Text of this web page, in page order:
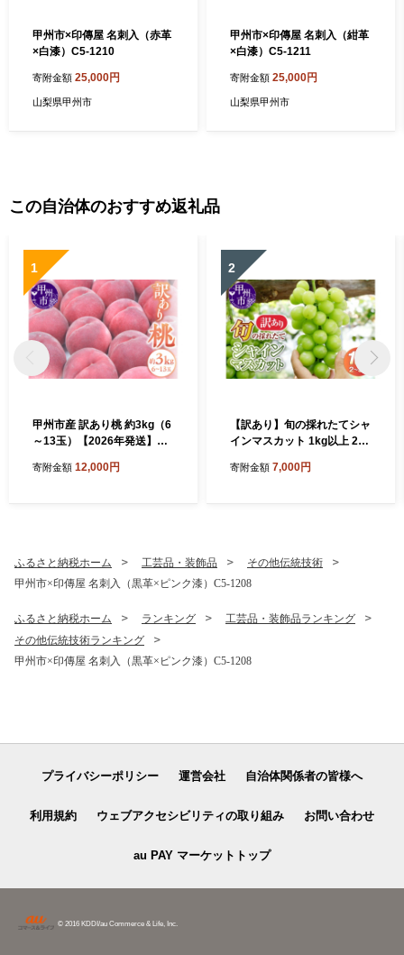
甲州市×印傳屋 名刺入（赤革
×白漆）C5-1210
寄附金額 25,000円
山梨県甲州市
甲州市×印傳屋 名刺入（紺革
×白漆）C5-1211
寄附金額 25,000円
山梨県甲州市
この自治体のおすすめ返礼品
1
甲州市産 訳あり桃 約3kg（6
～13玉）【2026年発送】
モ 令和8年発送 期間限定 山
寄附金額 12,000円
2
【訳あり】旬の採れたてシャ
インマスカット 1kg以上 2～
A05-1410【シャインマスカ
寄附金額 7,000円
ふるさと納税ホーム 工芸品・装飾品
その他伝統技術
甲州市×印傳屋 名刺入（黒革×ピンク漆）C5-1208
ふるさと納税ホーム ランキング
工芸品・装飾品ランキング
その他伝統技術ランキング
甲州市×印傳屋 名刺入（黒革×ピンク漆）C5-1208
プライバシーポリシー 運営会社 自治体関係者の皆様へ
利用規約 ウェブアクセシビリティの取り組み お問い合わせ
au PAY マーケットトップ
© 2016 KDDI/au Commerce & Life, Inc.